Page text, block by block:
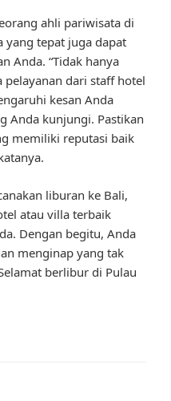
ahli pariwisata di
yang tepat juga dapat
Anda. “Tidak hanya
pelayanan dari staff hotel
kesan Anda
Anda kunjungi. Pastikan
memiliki reputasi baik
liburan ke Bali,
atau villa terbaik
Dengan begitu, Anda
menginap yang tak
berlibur di Pulau